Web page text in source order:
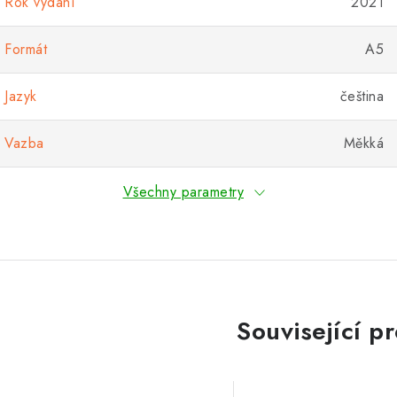
Formát A5
Jazyk čeština
Vazba Měkká
Všechny parametry
Související